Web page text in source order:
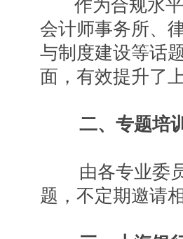
作为合规水
会计师事务所、
与制度建设等话
面，有效提升了
二、专题培
由各专业委员
题，不定期邀请